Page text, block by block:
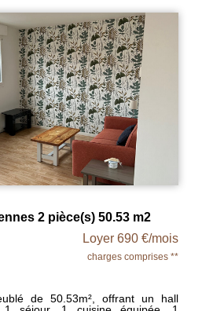
2 pièce(s) 50.53 m2
Loyer 690 €/mois
charges comprises **
de 50.53m², offrant un hall